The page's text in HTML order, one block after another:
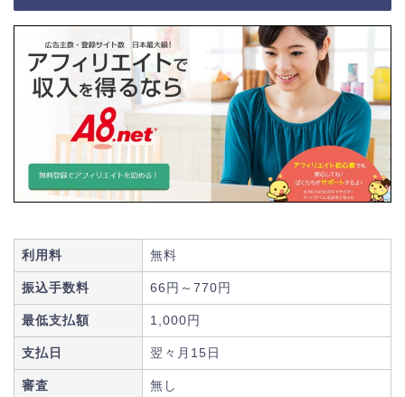
利用料 無料
振込手数料 66円～770円
最低支払額 1,000円
支払日 翌々月15日
審査 無し